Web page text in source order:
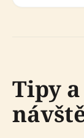
Tipy